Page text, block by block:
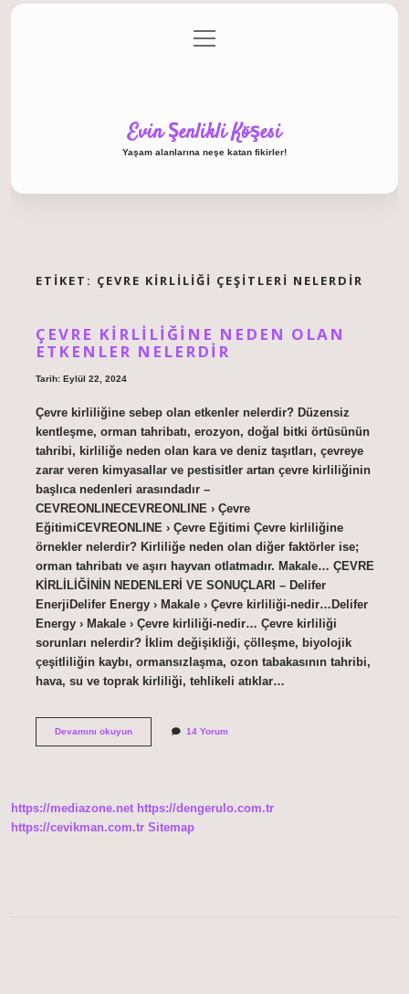
Gizlilik Politikası
menüyü
aç
Evin Şenlikli Köşesi
Yaşam alanlarına neşe katan fikirler!
ETIKET: ÇEVRE KIRLILIĞI ÇEŞITLERI NELERDIR
ÇEVRE KIRLILIĞINE NEDEN OLAN
ETKENLER NELERDIR
Tarih: Eylül 22, 2024
Çevre kirliliğine sebep olan etkenler nelerdir? Düzensiz
kentleşme, orman tahribatı, erozyon, doğal bitki örtüsünün
tahribi, kirliliğe neden olan kara ve deniz taşıtları, çevreye
zarar veren kimyasallar ve pestisitler artan çevre kirliliğinin
başlıca nedenleri arasındadır –
CEVREONLINECEVREONLINE › Çevre
EğitimiCEVREONLINE › Çevre Eğitimi Çevre kirliliğine
örnekler nelerdir? Kirliliğe neden olan diğer faktörler ise;
orman tahribatı ve aşırı hayvan otlatmadır. Makale… ÇEVRE
KİRLİLİĞİNİN NEDENLERİ VE SONUÇLARI – Delifer
EnerjiDelifer Energy › Makale › Çevre kirliliği-nedir…Delifer
Energy › Makale › Çevre kirliliği-nedir… Çevre kirliliği
sorunları nelerdir? İklim değişikliği, çölleşme, biyolojik
çeşitliliğin kaybı, ormansızlaşma, ozon tabakasının tahribi,
hava, su ve toprak kirliliği, tehlikeli atıklar…
Devamını okuyunÇevre
14 Yorum
https://mediazone.net https://dengerulo.com.tr
https://cevikman.com.tr Sitemap